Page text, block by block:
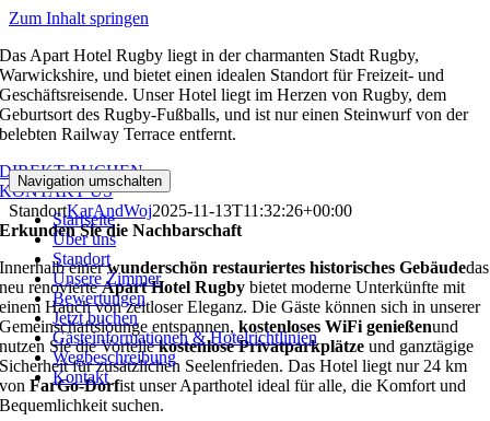
Zum Inhalt springen
Navigation umschalten
Startseite
Über uns
Standort
Unsere Zimmer
Bewertungen
Jetzt buchen
Gästeinformationen & Hotelrichtlinien
Wegbeschreibung
Kontakt
Das Apart Hotel Rugby liegt in der charmanten Stadt Rugby,
Warwickshire, und bietet einen idealen Standort für Freizeit- und
Geschäftsreisende. Unser Hotel liegt im Herzen von Rugby, dem
Geburtsort des Rugby-Fußballs, und ist nur einen Steinwurf von der
belebten Railway Terrace entfernt.
DIREKT BUCHEN
KONTAKT US
StandortKarAndWoj2025-11-13T11:32:26+00:00
Erkunden Sie die Nachbarschaft
Innerhalb einerwunderschön restauriertes historisches Gebäudedas
neu renovierteApart Hotel Rugby bietet moderne Unterkünfte mit
einem Hauch von zeitloser Eleganz. Die Gäste können sich in unserer
Gemeinschaftslounge entspannen,kostenloses WiFi genießenund
nutzen Sie die Vorteilekostenlose Privatparkplätze und ganztägige
Sicherheit für zusätzlichen Seelenfrieden. Das Hotel liegt nur 24 km
vonFarGo-Dorfist unser Aparthotel ideal für alle, die Komfort und
Bequemlichkeit suchen.